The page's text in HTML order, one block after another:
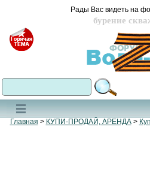
бурение
Рады Вас видеть на
Главная > КУПИ-ПРОДАЙ, АРЕНДА>